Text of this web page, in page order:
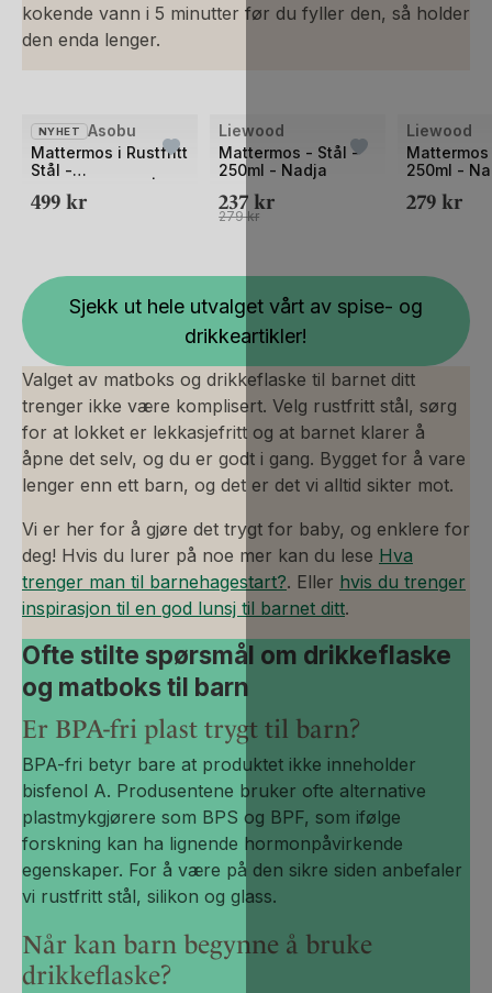
kokende vann i 5 minutter før du fyller den, så holder
den enda lenger.
NYHET
Asobu
Mattermos i Rustfritt
Stål -
590ml
499 kr
UTSOLGT
Liewood
Mattermos - Stål -
250ml - Nadja
237 kr
279kr
Liewood
250ml -
279 kr
Sjekk ut hele utvalget vårt av spise- og
drikkeartikler!
Valget av matboks og drikkeflaske til barnet ditt
trenger ikke være komplisert. Velg rustfritt stål, sørg
for at lokket er lekkasjefritt og at barnet klarer å
åpne det selv, og du er godt i gang. Bygget for å vare
lenger enn ett barn, og det er det vi alltid sikter mot.
Vi er her for å gjøre det trygt for baby, og enklere for
deg! Hvis du lurer på noe mer kan du lese Hva
trenger man til barnehagestart?. Eller hvis du trenger
inspirasjon til en god lunsj til barnet ditt.
Ofte stilte spørsmål om drikkeflaske
og matboks til barn
Er BPA-fri plast trygt til barn?
BPA-fri betyr bare at produktet ikke inneholder
bisfenol A. Produsentene bruker ofte alternative
plastmykgjørere som BPS og BPF, som ifølge
forskning kan ha lignende hormonpåvirkende
egenskaper. For å være på den sikre siden anbefaler
vi rustfritt stål, silikon og glass.
Når kan barn begynne å bruke
drikkeflaske?